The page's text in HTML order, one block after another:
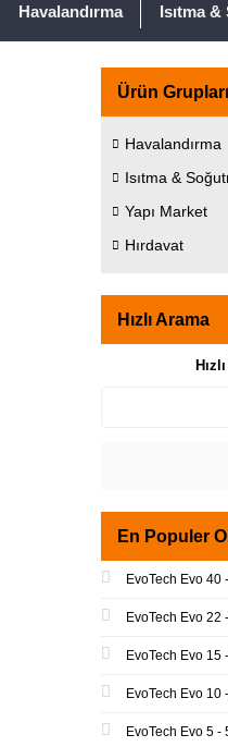
Havalandırma Isıtma
Ürün Grupları
Havalandırma
Isıtma &
Yapı Market
Hırdavat
Hızlı Arama
En Populer
EvoTech Evo 40
EvoTech Evo 22
EvoTech Evo 15
EvoTech Evo 10
EvoTech Evo 5 -